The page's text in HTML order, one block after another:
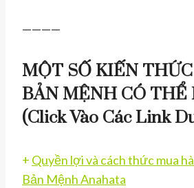
————
MỘT SỐ KIẾN
BẢN MỆNH CÓ THỂ
(click Vào Các Link
+ Quyền lợi và cách thức mua
Bản Mệnh Anahata